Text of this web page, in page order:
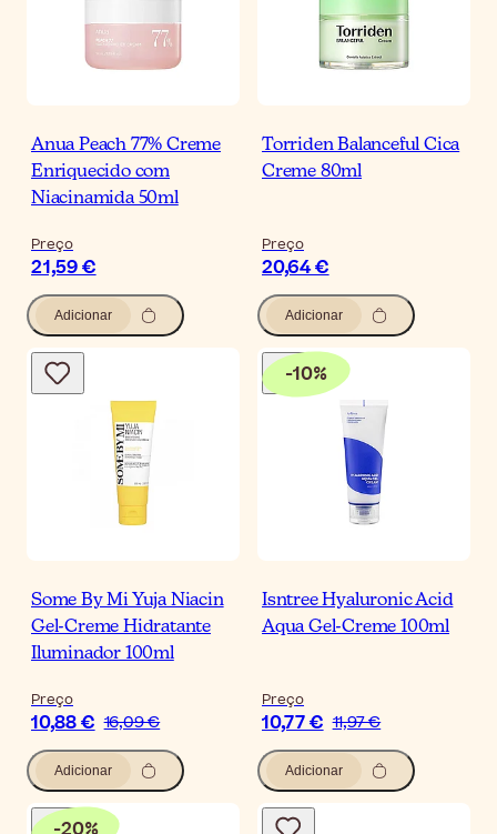
Anua Peach 77% Creme
Enriquecido com
Niacinamida 50ml
Preço
21,59 €
Adicionar
Torriden Balanceful Cica
Creme 80ml
Preço
20,64 €
Adicionar
Some By Mi Yuja Niacin
Gel-Creme Hidratante
Iluminador 100ml
Preço
10,88 € 16,09 €
Adicionar
-10%
Isntree Hyaluronic Acid
Aqua Gel-Creme 100ml
Preço
10,77 € 11,97 €
Adicionar